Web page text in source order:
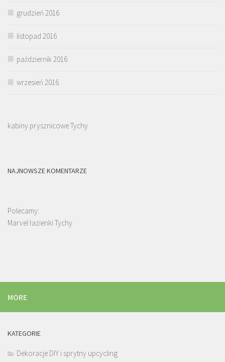
grudzień 2016
listopad 2016
październik 2016
wrzesień 2016
kabiny prysznicowe Tychy
NAJNOWSZE KOMENTARZE
Polecamy:
Marvel łazienki Tychy
MORE
KATEGORIE
Dekoracje DIY i sprytny upcycling